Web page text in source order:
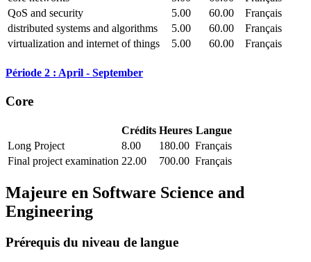
QoS and security
5.00 60.00
Français
distributed systems and algorithms
5.00 60.00
Français
virtualization and internet of things
5.00 60.00 Français
Période 2 : April - September
Core
Crédits Heures Langue
Long Project
8.00 180.00 Français
Final project examination 22.00 700.00 Français
Majeure en Software Science and
Engineering
Prérequis du niveau de langue